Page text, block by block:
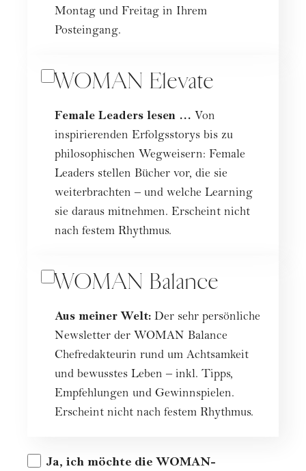
Montag und Freitag in Ihrem
Posteingang.
WOMAN Elevate
Female Leaders lesen … Von
inspirierenden Erfolgsstorys bis zu
philosophischen Wegweisern: Female
Leaders stellen Bücher vor, die sie
weiterbrachten – und welche Learning
sie daraus mitnehmen. Erscheint nicht
nach festem Rhythmus.
WOMAN Balance
Aus meiner Welt: Der sehr persönliche
Newsletter der WOMAN Balance
Chefredakteurin rund um Achtsamkeit
und bewusstes Leben – inkl. Tipps,
Empfehlungen und Gewinnspielen.
Erscheint nicht nach festem Rhythmus.
Ja, ich möchte die WOMAN-